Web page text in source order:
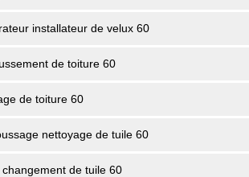
installateur de velux 60
de toiture 60
de toiture 60
nettoyage de tuile 60
changement de tuile 60